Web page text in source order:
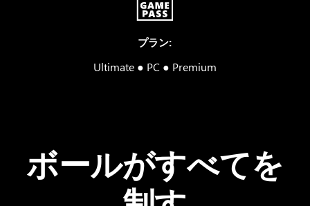
プラン:
Ultimate ● PC ● Premium
ボールがすべてを